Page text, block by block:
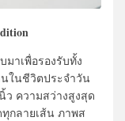
มาเพื่อรองรับทั้ง
นในชีวิตประจำวัน
ว ความสว่างสูงสุด
ทุกลายเส้น ภาพส